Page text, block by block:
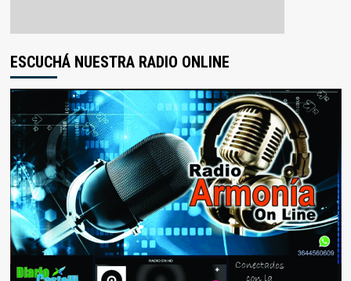
ESCUCHÁ NUESTRA RADIO ONLINE